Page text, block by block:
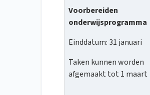
Voorbereiden
onderwijsprogramma
Einddatum: 31 januari
Taken kunnen worden
afgemaakt tot 1 maart